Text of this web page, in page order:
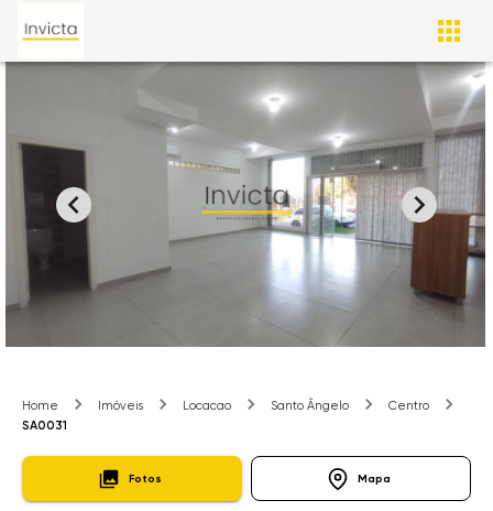
Home Imóveis Locacao Santo Ângelo
Centro
SA0031
Fotos Mapa